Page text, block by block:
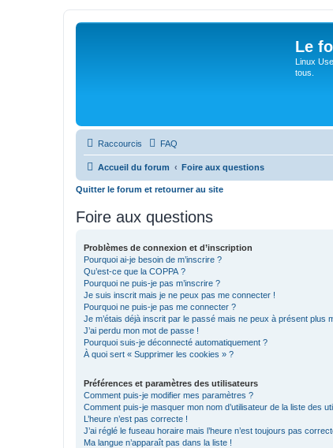
Le
Linux
tous.
Raccourcis FAQ
Accueil du forum Foire aux questions
Quitter le forum et retourner au site
Foire aux questions
Problèmes de connexion et d’inscription
Pourquoi ai-je besoin de m’inscrire ?
Qu’est-ce que la COPPA ?
Pourquoi ne puis-je pas m’inscrire ?
Je suis inscrit mais je ne peux pas me connecter !
Pourquoi ne puis-je pas me connecter ?
Je m’étais déjà inscrit par le passé mais ne peux à présent plus
J’ai perdu mon mot de passe !
Pourquoi suis-je déconnecté automatiquement ?
À quoi sert « Supprimer les cookies » ?
Préférences et paramètres des utilisateurs
Comment puis-je modifier mes paramètres ?
Comment puis-je masquer mon nom d’utilisateur de la liste des
L’heure n’est pas correcte !
J’ai réglé le fuseau horaire mais l’heure n’est toujours pas
Ma langue n’apparaît pas dans la liste !